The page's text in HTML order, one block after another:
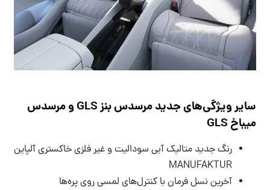
سایر ویژگی‌های جدید مرسدس بنز GLS و مرسدس
میباخ GLS
رنگ جدید متالیک آبی سودالیت و غیر فلزی خاکستری آلپاین
MANUFAKTUR
آخرین نسل فرمان با کنترل‌های لمسی روی پره‌ها